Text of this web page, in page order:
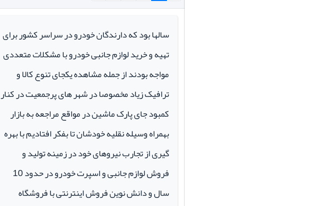
سالها بود که دارندگان خودرو در سراسر کشور برای
تهیه و خرید لوازم جانبی خودرو با مشکلات متعددی
مواجه بودند از جمله مشاهده یکجای تنوع کالا و
ترافیک زیاد مخصوصا در شهر های پرجمعیت در کنار
کمبود جای پارک ماشین در مواقع مراجعه به بازار
بهمراه وسیله نقلیه خودشان تا بفکر افتادیم با بهره
گیری از تجارب نیروهای خود در زمینه تولید و
فروش لوازم جانبی و اسپرت خودرو در حدود 10
سال و دانش نوین فروش اینترنتی با فروشگاه